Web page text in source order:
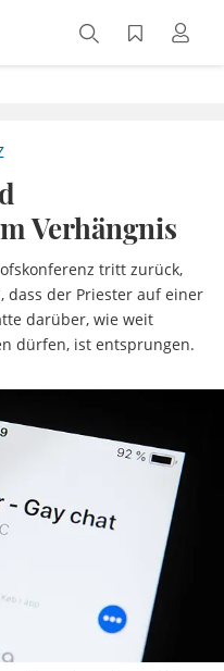
Verhängnis
tritt zurück,
dass der Priester auf einer
darüber, wie weit
dürfen, ist entsprungen.